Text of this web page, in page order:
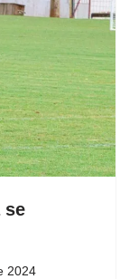
se
2024